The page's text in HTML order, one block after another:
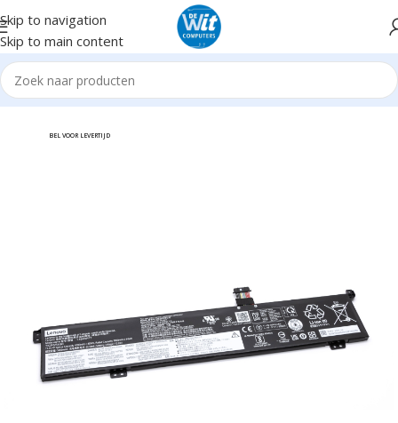
Skip to navigation
Skip to main content
Notebook/Tablet Accessoires Notebookaccessoires Accu's
BEL VOOR LEVERTIJD